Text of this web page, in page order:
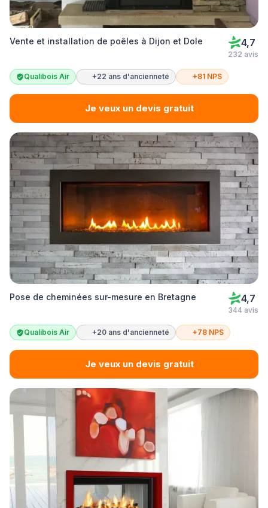
Vente et installation de poêles à Dijon et Dole 4,7
232 avis
Qualibois Air +22 ans d'ancienneté +81 NPS
Je veux un devis gratuit
Pose de cheminées sur-mesure en Bretagne 4,7
344 avis
Qualibois Air +20 ans d'ancienneté +78 NPS
Je veux un devis gratuit